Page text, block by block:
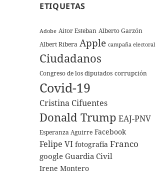
ETIQUETAS
Adobe Aitor Esteban Alberto Garzón
Albert Ribera Apple campaña electoral
Ciudadanos
Congreso de los diputados corrupción
Covid-19
Cristina Cifuentes
Donald Trump EAJ-PNV
Esperanza Aguirre Facebook
Felipe VI fotografía Franco
google Guardia Civil
Irene Montero